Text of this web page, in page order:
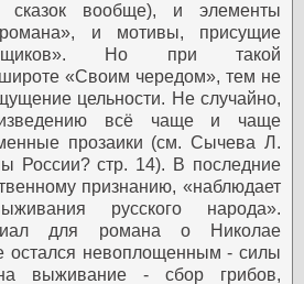
сказок вообще), и элементы
романа», и мотивы, присущие
Но при такой
«Своим чередом», тем не
цельности. Не случайно,
всё чаще и чаще
прозаики (см. Сычева Л.
России? стр. 14). В последние
признанию, «наблюдает
русского народа».
для романа о Николае
остался невоплощенным - силы
выживание - сбор грибов,